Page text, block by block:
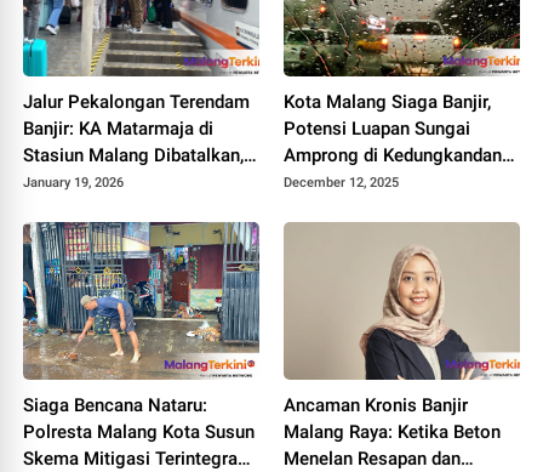
Jalur Pekalongan Terendam
Banjir: KA Matarmaja di
Stasiun Malang Dibatalkan,
Ratusan Penumpang
January 19, 2026
Kota Malang Siaga Banjir,
Potensi Luapan Sungai
Amprong di Kedungkandang
Memicu Kekhawatiran
December 12, 2025
Siaga Bencana Nataru:
Polresta Malang Kota Susun
Skema Mitigasi Terintegrasi
Ancaman Kronis Banjir
Malang Raya: Ketika Beton
Menelan Resapan dan